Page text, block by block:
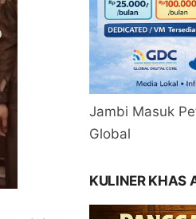
Jambi Masuk
Global
KULINER KHAS